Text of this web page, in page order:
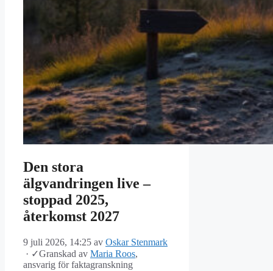
Den stora
älgvandringen live –
stoppad 2025,
återkomst 2027
9 juli 2026, 14:25 av Oskar Stenmark
· ✓Granskad av Maria Roos,
ansvarig för faktagranskning